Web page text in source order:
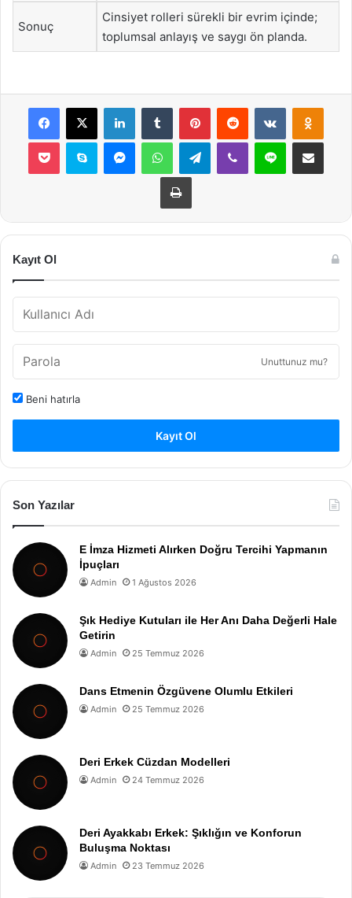
Sonuç
Cinsiyet rolleri sürekli bir evrim içinde;
toplumsal anlayış ve saygı ön planda.
Facebook
X LinkedInTumblr PinterestReddit VKontakte
Pocket Skype MessengerWhatsAppTelegramViber Line E-Posta ile
Yazdır
Kayıt Ol
Unuttunuz mu?
Beni hatırla
Kayıt Ol
Son Yazılar
E İmza Hizmeti Alırken Doğru Tercihi Yapmanın
İpuçları
Admin 1 Ağustos 2026
Şık Hediye Kutuları ile Her Anı Daha Değerli Hale
Getirin
Admin 25 Temmuz 2026
Dans Etmenin Özgüvene Olumlu Etkileri
Admin 25 Temmuz 2026
Deri Erkek Cüzdan Modelleri
Admin 24 Temmuz 2026
Deri Ayakkabı Erkek: Şıklığın ve Konforun
Buluşma Noktası
Admin 23 Temmuz 2026